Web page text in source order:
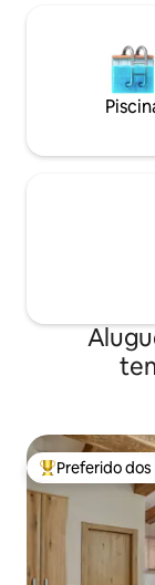
Entre os
Preferido